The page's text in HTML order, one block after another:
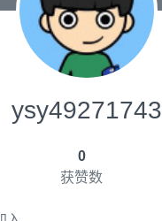
ysy49271743
0
获赞数